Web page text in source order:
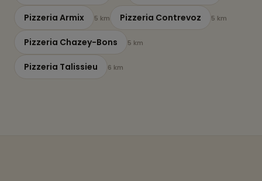
Pizzeria Armix 5 km Pizzeria Contrevoz 5 km
Pizzeria Chazey-Bons 5 km
Pizzeria Talissieu 6 km